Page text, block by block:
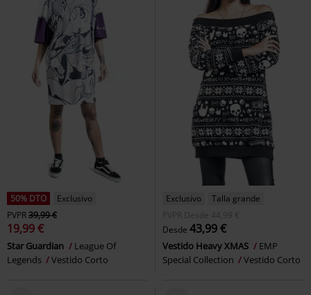
50% DTO
Exclusivo
PVPR39,99 €
19,99 €
Star Guardian
League Of
Legends
Vestido Corto
Exclusivo
Talla grande
PVPR
Desde 44,99 €
Desde 43,99 €
Vestido Heavy XMAS
EMP
Special Collection
Vestido Corto